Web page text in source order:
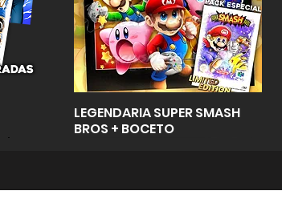
Vista rápida
LEGENDARIA SUPER SMASH
BROS + BOCETO